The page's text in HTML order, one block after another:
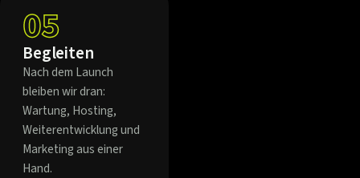
05
Begleiten
Nach dem Launch
bleiben wir dran:
Wartung, Hosting,
Weiterentwicklung und
Marketing aus einer
Hand.